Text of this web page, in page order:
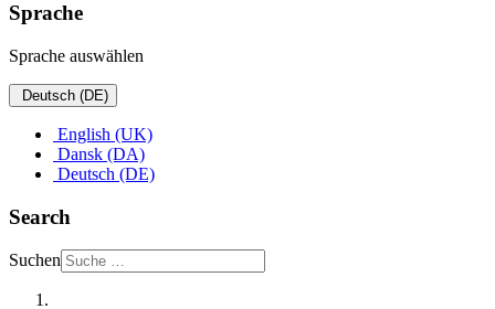
Sprache
Sprache auswählen
Deutsch (DE)
English (UK)
Dansk (DA)
Deutsch (DE)
Search
Suchen